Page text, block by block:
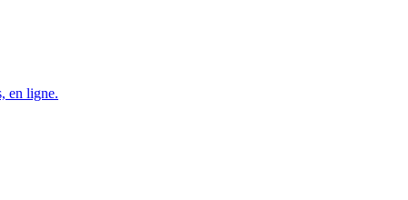
en ligne.